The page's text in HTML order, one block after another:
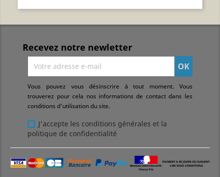
Recevez notre newletter
Vous pouvez vous désinscrire à tout moment. Vous
trouverez pour cela nos informations de contact dans les
conditions d'utilisation du site.
J'accepte les conditions générales et la
politique de confidentialité